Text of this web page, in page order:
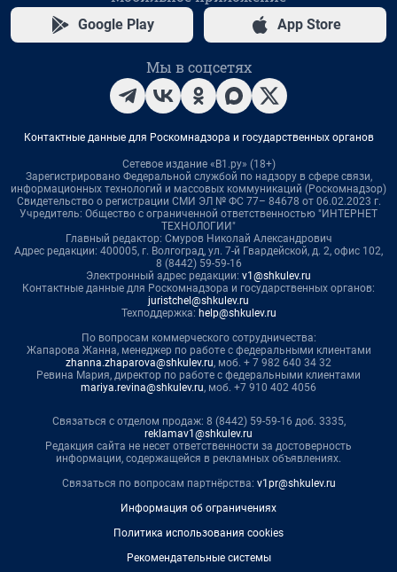
Google Play App Store
Мы в соцсетях
Контактные данные для Роскомнадзора и государственных органов
Сетевое издание «В1.ру» (18+)
Зарегистрировано Федеральной службой по надзору в сфере связи,
информационных технологий и массовых коммуникаций (Роскомнадзор)
Свидетельство о регистрации СМИ ЭЛ № ФС 77– 84678 от 06.02.2023 г.
Учредитель: Общество с ограниченной ответственностью "ИНТЕРНЕТ
ТЕХНОЛОГИИ"
Главный редактор: Смуров Николай Александрович
Адрес редакции: 400005, г. Волгоград, ул. 7-й Гвардейской, д. 2, офис 102,
8 (8442) 59-59-16
Электронный адрес редакции: v1@shkulev.ru
Контактные данные для Роскомнадзора и государственных органов:
juristchel@shkulev.ru
Техподдержка: help@shkulev.ru
По вопросам коммерческого сотрудничества:
Жапарова Жанна, менеджер по работе с федеральными клиентами
zhanna.zhaparova@shkulev.ru, моб. + 7 982 640 34 32
Ревина Мария, директор по работе с федеральными клиентами
mariya.revina@shkulev.ru, моб. +7 910 402 4056
Связаться с отделом продаж: 8 (8442) 59-59-16 доб. 3335,
reklamav1@shkulev.ru
Редакция сайта не несет ответственности за достоверность
информации, содержащейся в рекламных объявлениях.
Связаться по вопросам партнёрства: v1pr@shkulev.ru
Информация об ограничениях
Политика использования cookies
Рекомендательные системы